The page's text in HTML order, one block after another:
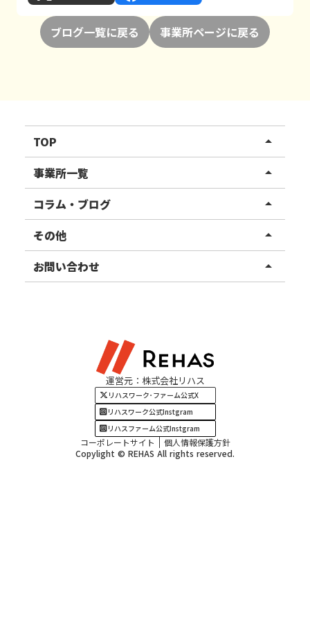
ブログ一覧に戻る 事業所ページに戻る
TOP arrow_drop_up
リハスワーク
リハスファーム
事業所一覧 arrow_drop_up
関東エリア
東北エリア
甲信越エリア
四国・九州エリア
コラム・ブログ arrow_drop_up
事業所ブログ
ご利用者様の声
その他 arrow_drop_up
お知らせ
お問い合わせ arrow_drop_up
運営元：株式会社リハス
リハスワーク･ファーム公式X
リハスワーク公式Instgram
リハスファーム公式Instgram
コーポレートサイト
個人情報保護方針
Copylight © REHAS All rights reserved.